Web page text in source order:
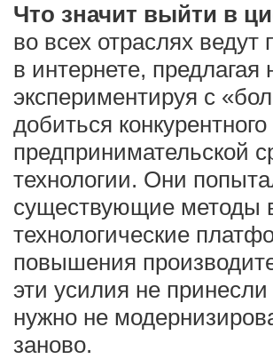
Что значит выйти в
во всех отраслях
в интернете,
экспериментируя с
добиться
предпринимательской
технологии. Они
существующие методы
технологические
повышения
эти усилия не
нужно не
заново.